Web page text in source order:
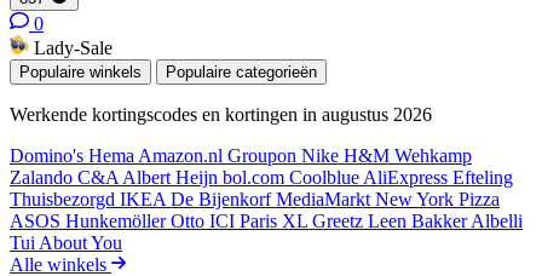
0
Lady-Sale
Populaire winkels Populaire categorieën
Werkende kortingscodes en kortingen in augustus 2026
Domino's Hema Amazon.nl Groupon Nike H&M Wehkamp
Zalando C&A Albert Heijn bol.com Coolblue AliExpress Efteling
Thuisbezorgd IKEA De BijenkorfMediaMarkt New York Pizza
ASOS HunkemöllerOtto ICI Paris XL Greetz Leen BakkerAlbelli
Tui About You
Alle winkels